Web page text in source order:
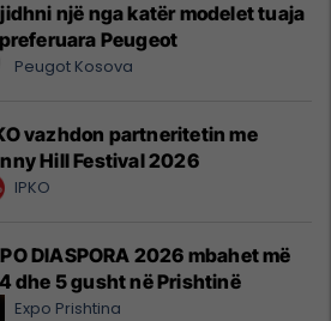
një nga katër modelet tuaja
Peugeot
Peugot Kosova
vazhdon partneritetin me
Hill Festival 2026
IPKO
DIASPORA 2026 mbahet më
dhe 5 gusht në Prishtinë
Expo Prishtina